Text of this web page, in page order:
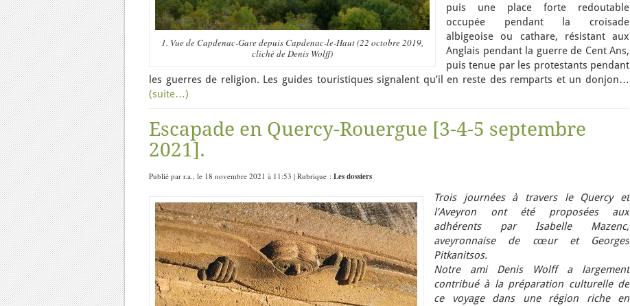
1. Vue de Capdenac-Gare depuis Capdenac-le-Haut (22 octobre 2019,
cliché de Denis Wolff)
puis une place forte redoutable
occupée pendant la croisade
albigeoise ou cathare, résistant aux
Anglais pendant la guerre de Cent Ans,
puis tenue par les protestants pendant
les guerres de religion. Les guides touristiques signalent qu’il en reste des remparts et un donjon…
(suite…)
Escapade en Quercy-Rouergue [3-4-5 septembre
2021].
Publié par r.a., le 18 novembre 2021 à 11:53 | Rubrique : Les dossiers
Trois journées à travers le Quercy et
l’Aveyron ont été proposées aux
adhérents par Isabelle Mazenc,
aveyronnaise de cœur et Georges
Pitkanitsos.
Notre ami Denis Wolff a largement
contribué à la préparation culturelle de
ce voyage dans une région riche en